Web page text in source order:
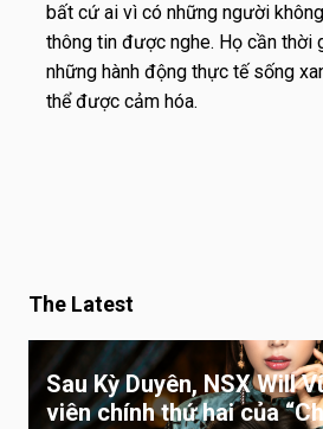
bất cứ ai vì có những người
thông tin được nghe. Họ cần thời
những hành động thực tế sống
thể được cảm hóa.
The Latest
Sau Kỳ Duyên, NSX Will
viên chính thứ hai của